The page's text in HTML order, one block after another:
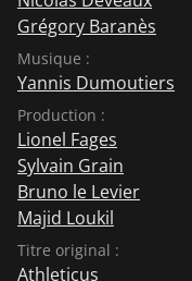
Grégory Baranès
Musique :
Yannis Dumoutiers
Production :
Lionel Fages
Sylvain Grain
Bruno le Levier
Majid Loukil
Titre original :
Athleticus